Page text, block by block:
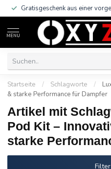
Gratisgeschenk aus einer
MENU
Startseite / Schlagworte /
& starke Performance für Dampfer
Artikel mit
Pod Kit –
starke
Filter